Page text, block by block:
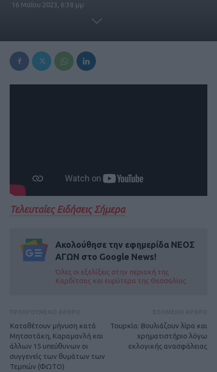
16 Μαΐου 2023, 6:38 μμ
Τελευταίες Ειδήσεις Σήμερα
Ακολούθησε την εφημερίδα ΝΕΟΣ
ΑΓΩΝ στο Google News!
Όλες οι εξελίξεις στην περιοχή της
Καρδίτσας και ευρύτερα της Θεσσαλίας
Καταθέτουν μήνυση κατά
Μητσοτάκη, Καραμανλή και
άλλων 15 υπεύθυνων οι
συγγενείς των θυμάτων των
Τεμπών (ΦΩΤΟ)
Τουρκία: Βουλιάζουν λίρα και
χρηματιστήριο λόγω
εκλογικής ανασφάλειας